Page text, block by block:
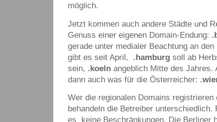
möglich.
Jetzt kommen auch andere Städte und
Genuss einer eigenen Domain-Endung:
gerade unter medialer Beachtung an
gibt es seit April, .hamburg soll ab
sein, .koeln angeblich Mitte des Jahres.
dann auch was für die Österreicher:
Wer die regionalen Domains registrieren
behandeln die Betreiber unterschiedlich.
es keine Beschränkungen. Die Berliner